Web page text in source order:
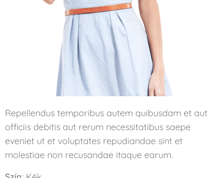
Repellendus temporibus autem quibusdam et aut
officiis debitis aut rerum necessitatibus saepe
eveniet ut et voluptates repudiandae sint et
molestiae non recusandae itaque earum.